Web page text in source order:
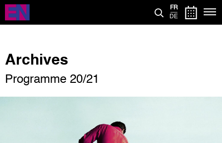
Aller
contenu
FR
DE
Archives
Programme 20/21